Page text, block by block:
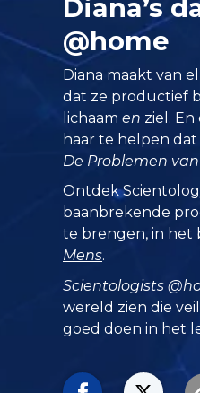
Diana’s
@home
Diana maakt van
dat ze productief
lichaamen ziel.
haar te helpen
De Problemen
Ontdek
baanbrekende
te brengen, in het
Mens.
Scientologists
wereld zien die
goed doen in het